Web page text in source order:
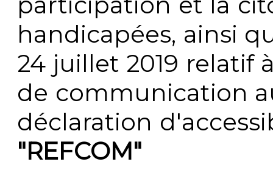
handicapées, ainsi
24 juillet 2019 relatif
de communication
déclaration
"REFCOM"